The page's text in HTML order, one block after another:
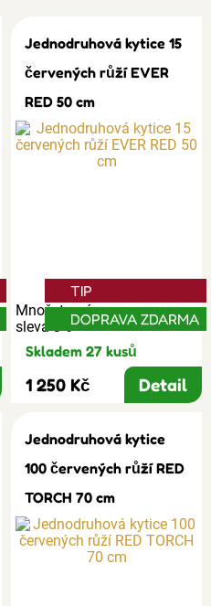
Jednodruhová kytice 15
červených růží EVER
RED 50 cm
Množstevní
sleva 3%
TIP
DOPRAVA ZDARMA
Skladem 27 kusů
1 250 Kč Detail
Jednodruhová kytice
100 červených růží RED
TORCH 70 cm